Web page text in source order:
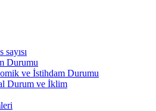
sayısı
Durumu
ve İstihdam Durumu
Durum ve İklim